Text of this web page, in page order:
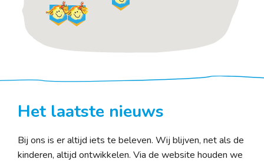
Het laatste nieuws
Bij ons is er altijd iets te beleven. Wij blijven, net als de
kinderen, altijd ontwikkelen. Via de website houden we